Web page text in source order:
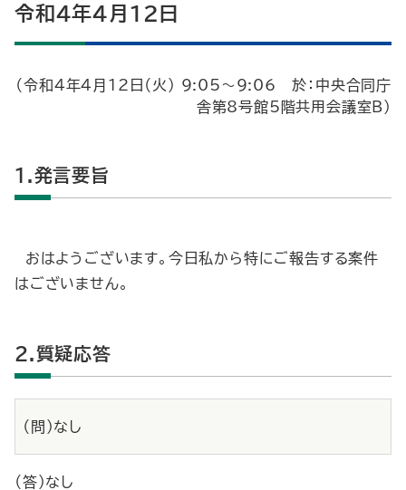
令和4年4月12日
（令和4年4月12日（火） 9:05～9:06 於：中央合同庁
舎第8号館5階共用会議室B）
1.発言要旨
おはようございます。今日私から特にご報告する案件
はございません。
2.質疑応答
（問）なし
（答）なし